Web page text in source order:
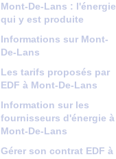
Mont-De-Lans : l'énergie
qui y est produite
Informations sur Mont-
De-Lans
Les tarifs proposés par
EDF à Mont-De-Lans
Information sur les
fournisseurs d'énergie à
Mont-De-Lans
Gérer son contrat EDF à